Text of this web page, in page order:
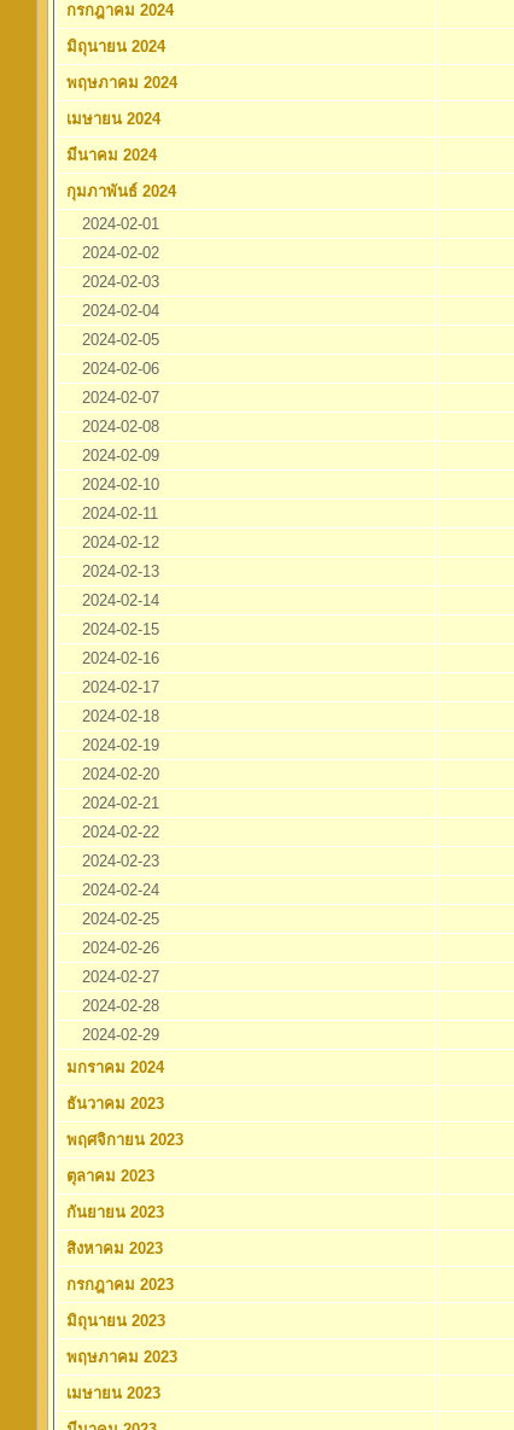
กรกฎาคม 2024
มิถุนายน 2024
พฤษภาคม 2024
เมษายน 2024
มีนาคม 2024
กุมภาพันธ์ 2024
2024-02-01
2024-02-02
2024-02-03
2024-02-04
2024-02-05
2024-02-06
2024-02-07
2024-02-08
2024-02-09
2024-02-10
2024-02-11
2024-02-12
2024-02-13
2024-02-14
2024-02-15
2024-02-16
2024-02-17
2024-02-18
2024-02-19
2024-02-20
2024-02-21
2024-02-22
2024-02-23
2024-02-24
2024-02-25
2024-02-26
2024-02-27
2024-02-28
2024-02-29
มกราคม 2024
ธันวาคม 2023
พฤศจิกายน 2023
ตุลาคม 2023
กันยายน 2023
สิงหาคม 2023
กรกฎาคม 2023
มิถุนายน 2023
พฤษภาคม 2023
เมษายน 2023